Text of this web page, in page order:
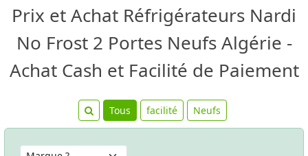
Prix et Achat Réfrigérateurs Nardi
No Frost 2 Portes Neufs Algérie -
Achat Cash et Facilité de Paiement
Tous facilité Neufs